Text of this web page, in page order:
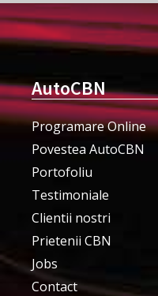
AutoCBN
Programare Online
Povestea AutoCBN
Portofoliu
Testimoniale
Clientii nostri
Prietenii CBN
Jobs
Contact